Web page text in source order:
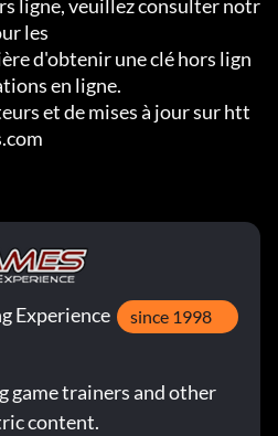
ligne, veuillez consulter notr
les
d'obtenir une clé hors lign
en ligne.
et de mises à jour sur htt
Experience since 1998
game trainers and other
content.